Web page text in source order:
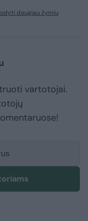
daugiau žymių
vartotojai.